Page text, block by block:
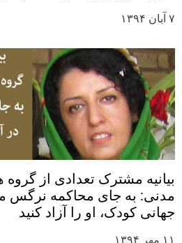
۷ آبان ۱۳۹۴
بیانیه مشترک تعدادی از
مدنی: به جای محاکمه نرگس
جهانی کودک، او را آزاد کنید
۱۱ مهر ۱۳۹۴